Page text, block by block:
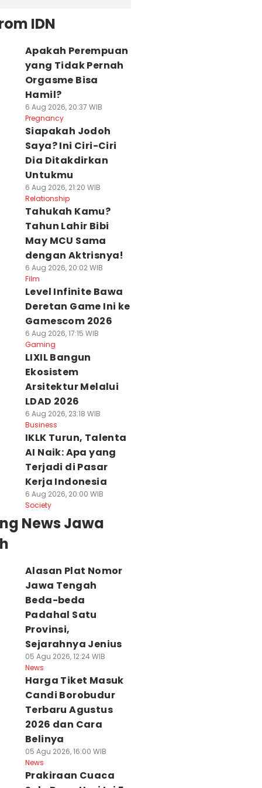
IDN
Apakah Perempuan
yang Tidak Pernah
Orgasme Bisa
Hamil?
6 Aug 2026, 20:37 WIB
Pregnancy
Siapakah Jodoh
Saya? Ini Ciri-Ciri
Dia Ditakdirkan
Untukmu
6 Aug 2026, 21:20 WIB
Relationship
Tahukah Kamu?
Tahun Lahir Bibi
May MCU Sama
dengan Aktrisnya!
6 Aug 2026, 20:02 WIB
Film
Level Infinite Bawa
Deretan Game Ini ke
Gamescom 2026
6 Aug 2026, 17:15 WIB
Gaming
LIXIL Bangun
Ekosistem
Arsitektur Melalui
LDAD 2026
6 Aug 2026, 23:18 WIB
Business
IKLK Turun, Talenta
AI Naik: Apa yang
Terjadi di Pasar
Kerja Indonesia
6 Aug 2026, 20:00 WIB
Society
News Jawa
Alasan Plat Nomor
Jawa Tengah
Beda-beda
Padahal Satu
Provinsi,
Sejarahnya Jenius
05 Agu 2026, 12:24 WIB
News
Harga Tiket Masuk
Candi Borobudur
Terbaru Agustus
2026 dan Cara
Belinya
05 Agu 2026, 16:00 WIB
News
Prakiraan Cuaca